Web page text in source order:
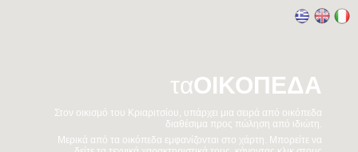
ταΟΙΚΟΠΕΔΑ
Στον οικισμό του Κριαριτσίου, υπάρχει μια σειρά από οικόπεδα
διαθέσιμα προς πώληση από ιδιώτη.
Μερικά από τα οικόπεδα εμφανίζονται στο χάρτη. Mπορείτε να